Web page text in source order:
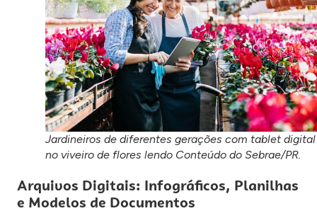
Jardineiros de diferentes gerações com tablet digital
no viveiro de flores lendo Conteúdo do Sebrae/PR.
Arquivos Digitais: Infográficos, Planilhas
e Modelos de Documentos